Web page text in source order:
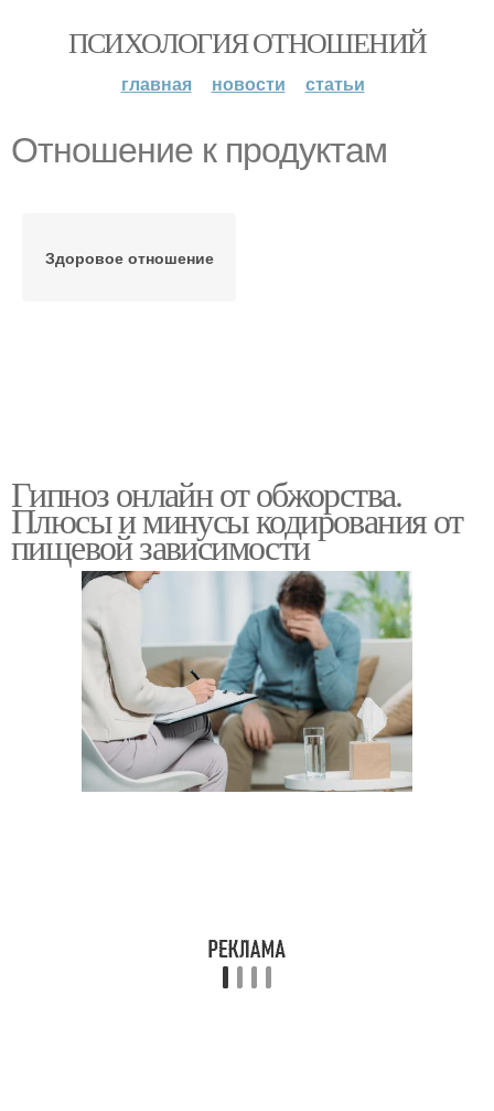
ПСИХОЛОГИЯ ОТНОШЕНИЙ
главная новости статьи
Отношение к продуктам
Здоровое отношение
Гипноз онлайн от обжорства.
Плюсы и минусы кодирования от
пищевой зависимости